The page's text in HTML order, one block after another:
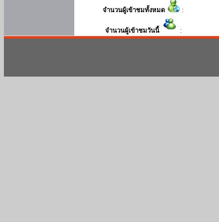
จำนวนผู้เข้าชมทั้งหมด :
จำนวนผู้เข้าชมวันนี้ :